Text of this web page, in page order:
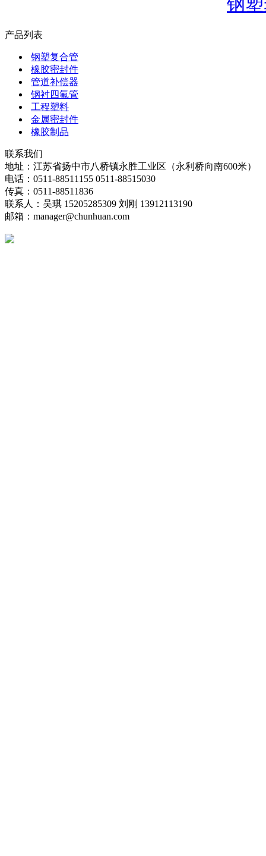
产品列表
钢塑复合管
橡胶密封件
管道补偿器
钢衬四氟管
工程塑料
金属密封件
橡胶制品
联系我们
地址：江苏省扬中市八桥镇永胜工业区（永利桥向南600米）
电话：0511-88511155 0511-88515030
传真：0511-88511836
联系人：吴琪 15205285309 刘刚 13912113190
邮箱：manager@chunhuan.com